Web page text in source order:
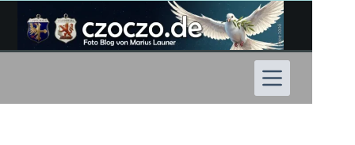
Inhalt
springen